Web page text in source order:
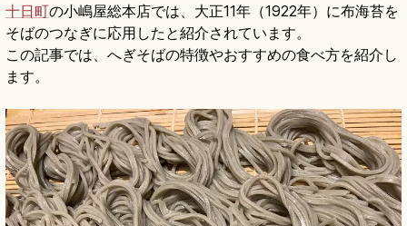
十日町の小嶋屋総本店では、大正11年（1922年）に布海苔を
そばのつなぎに応用したと紹介されています。
この記事では、へぎそばの特徴やおすすめの食べ方を紹介し
ます。